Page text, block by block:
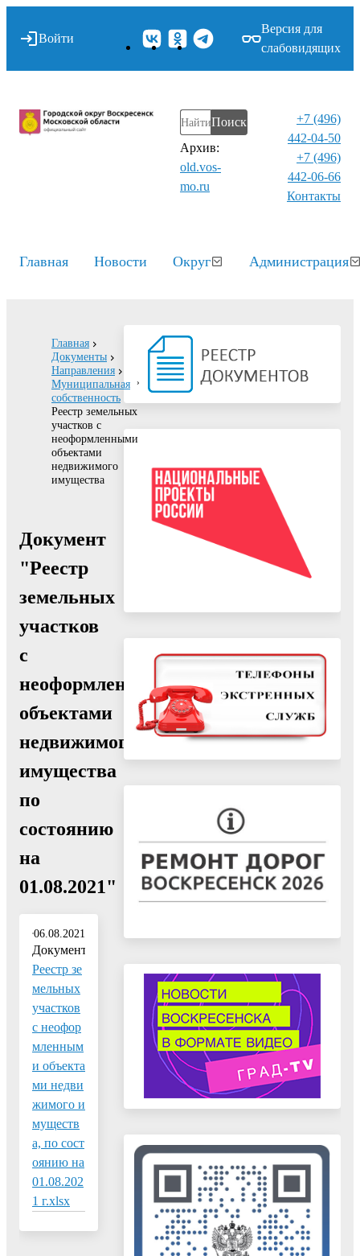
Войти
Версия для
слабовидящих
Поиск
Архив:
old.vos-
mo.ru
+7 (496)
442-04-50
+7 (496)
442-06-66
Контакты⁠
Главная Новости Округ Администрация
Главная
Документы
Направления
Муниципальная
собственность
Реестр земельных
участков с
неоформленными
объектами
недвижимого
имущества
Документ
"Реестр
земельных
участков
с
неоформленными
объектами
недвижимого
имущества
по
состоянию
на
01.08.2021"
06.08.2021
Документ:
Реестр зе
мельных
участков
с неофор
мленным
и объекта
ми недви
жимого и
муществ
а, по сост
оянию на
01.08.202
1 г.xlsx